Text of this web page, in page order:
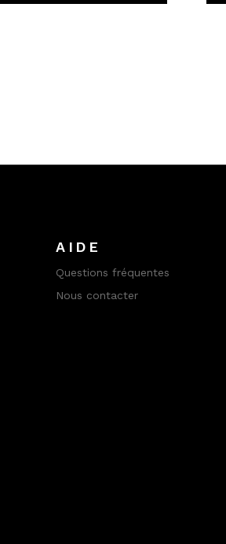
AIDE
Questions fréquentes
Nous contacter